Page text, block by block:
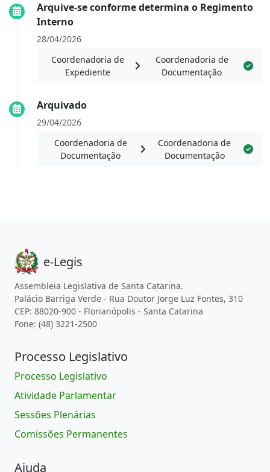
Arquive-se conforme determina o Regimento
Interno
28/04/2026
Coordenadoria de
Expediente
Coordenadoria de
Documentação
Arquivado
29/04/2026
Coordenadoria de
Documentação
Coordenadoria de
Documentação
e-Legis
Assembleia Legislativa de Santa Catarina.
Palácio Barriga Verde - Rua Doutor Jorge Luz Fontes, 310
CEP: 88020-900 - Florianópolis - Santa Catarina
Fone: (48) 3221-2500
Processo Legislativo
Processo Legislativo
Atividade Parlamentar
Sessões Plenárias
Comissões Permanentes
Ajuda